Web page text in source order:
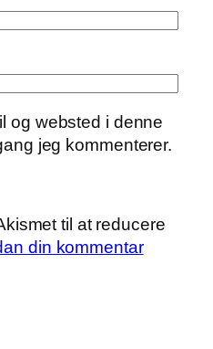
og websted i denne
jeg kommenterer.
til at reducere
din kommentar